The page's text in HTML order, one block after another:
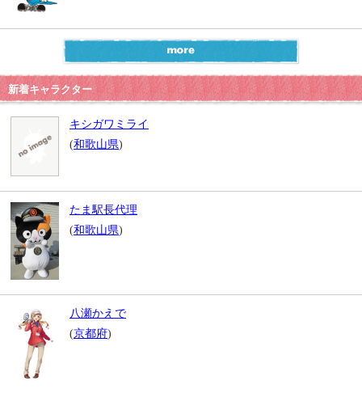
新着キャラクター
キシガワミライ
(和歌山県)
たま駅長代理
(和歌山県)
八瀬かえで
(京都府)